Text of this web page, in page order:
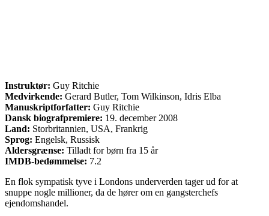
Instruktør: Guy Ritchie
Medvirkende: Gerard Butler, Tom Wilkinson, Idris Elba
Manuskriptforfatter: Guy Ritchie
Dansk biografpremiere: 19. december 2008
Land: Storbritannien, USA, Frankrig
Sprog: Engelsk, Russisk
Aldersgrænse: Tilladt for børn fra 15 år
IMDB-bedømmelse: 7.2
En flok sympatisk tyve i Londons underverden tager ud for at
snuppe nogle millioner, da de hører om en gangsterchefs
ejendomshandel.